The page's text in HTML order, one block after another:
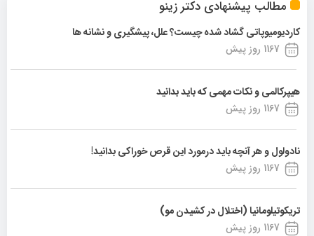
مطالب پیشنهادی دکتر زینو
کاردیومیوپاتی گشاد شده چیست؟ علل، پیشگیری و نشانه ها
1167 روز پیش
هیپرکالمی و نکات مهمی که باید بدانید
1167 روز پیش
نادولول و هر آنچه باید درمورد این قرص خوراکی بدانید!
1167 روز پیش
تریکوتیلومانیا (اختلال در کشیدن مو)
1167 روز پیش